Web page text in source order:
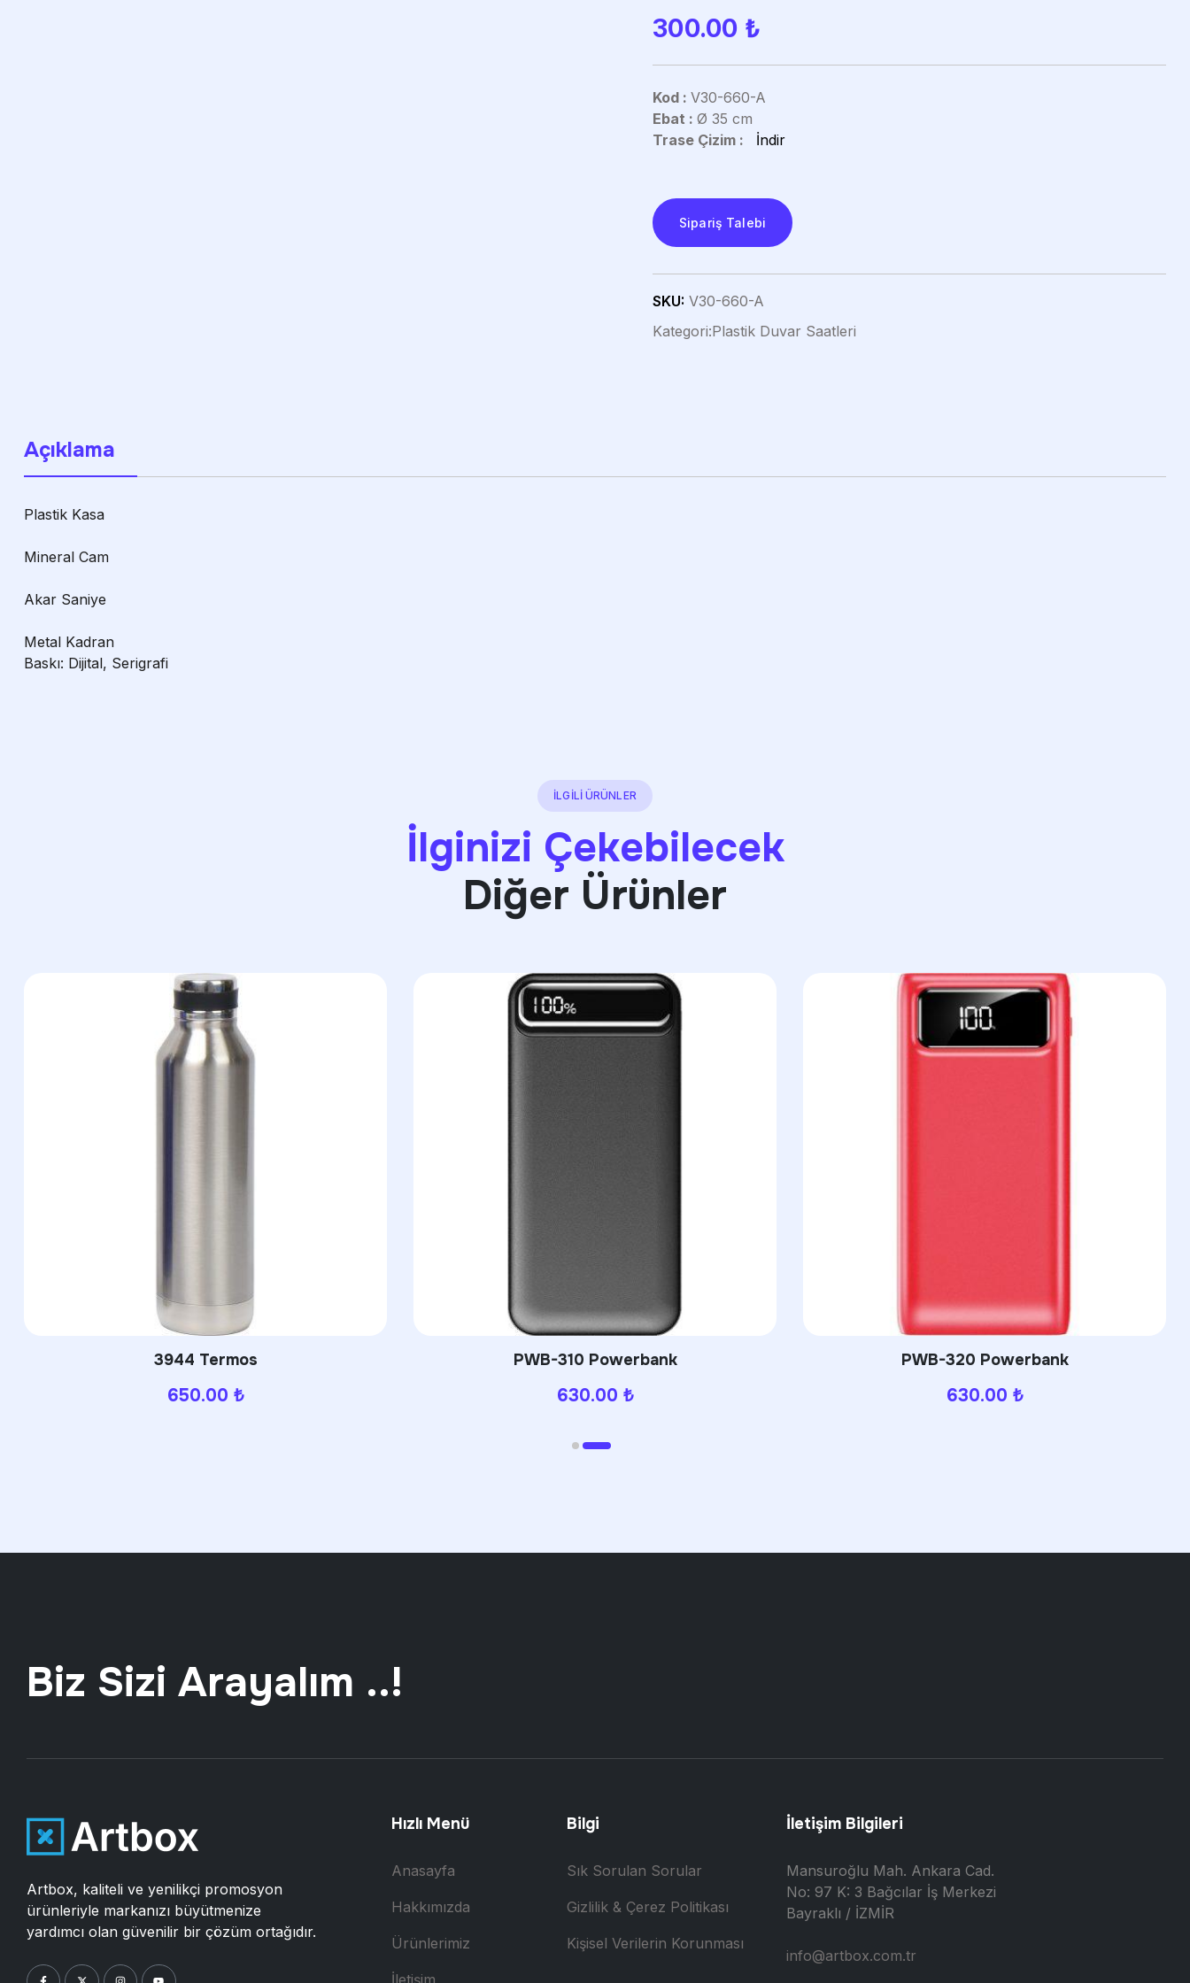
300.00 ₺
Kod : V30-660-A
Ebat : Ø 35 cm
Trase Çizim :
İndir
Sipariş Talebi
SKU: V30-660-A
Kategori:Plastik Duvar Saatleri
Açıklama
Plastik Kasa
Mineral Cam
Akar Saniye
Metal Kadran
Baskı: Dijital, Serigrafi
İLGİLİ ÜRÜNLER
İlginizi Çekebilecek
Diğer Ürünler
3944 Termos
650.00 ₺
PWB-310 Powerbank
630.00 ₺
PWB-320 Powerbank
630.00 ₺
Biz Sizi Arayalım ..!
Artbox, kaliteli ve yenilikçi promosyon
ürünleriyle markanızı büyütmenize
yardımcı olan güvenilir bir çözüm ortağıdır.
Hızlı Menü
Anasayfa
Hakkımızda
Ürünlerimiz
İletişim
Bilgi
Sık Sorulan Sorular
Gizlilik & Çerez Politikası
Kişisel Verilerin Korunması
İletişim Bilgileri
Mansuroğlu Mah. Ankara Cad.
No: 97 K: 3 Bağcılar İş Merkezi
Bayraklı / İZMİR
info@artbox.com.tr